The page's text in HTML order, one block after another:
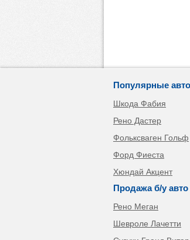
Популярные
Шкода Фабия
Рено Дастер
Фольксваген Гольф
Форд Фиеста
Хюндай Акцент
Продажа б/у авто
Рено Меган
Шевроле Лачетти